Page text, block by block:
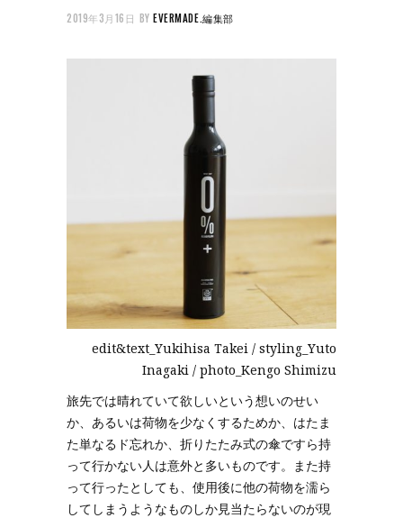
2019年3月16日 BYEVERMADE.編集部
edit&text_Yukihisa Takei / styling_Yuto
Inagaki / photo_Kengo Shimizu
旅先では晴れていて欲しいという想いのせい
か、あるいは荷物を少なくするためか、はたま
た単なるド忘れか、折りたたみ式の傘ですら持
って行かない人は意外と多いものです。また持
って行ったとしても、使用後に他の荷物を濡ら
してしまうようなものしか見当たらないのが現